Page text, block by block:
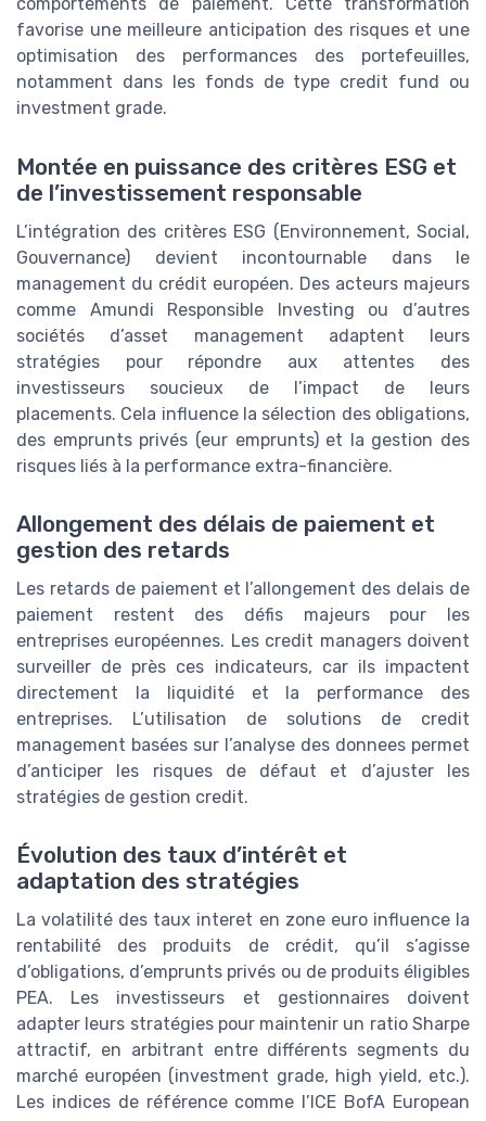
comportements de paiement. Cette transformation
favorise une meilleure anticipation des risques et une
optimisation des performances des portefeuilles,
notamment dans les fonds de type credit fund ou
investment grade.
Montée en puissance des critères ESG et
de l’investissement responsable
L’intégration des critères ESG (Environnement, Social,
Gouvernance) devient incontournable dans le
management du crédit européen. Des acteurs majeurs
comme Amundi Responsible Investing ou d’autres
sociétés d’asset management adaptent leurs
stratégies pour répondre aux attentes des
investisseurs soucieux de l’impact de leurs
placements. Cela influence la sélection des obligations,
des emprunts privés (eur emprunts) et la gestion des
risques liés à la performance extra-financière.
Allongement des délais de paiement et
gestion des retards
Les retards de paiement et l’allongement des delais de
paiement restent des défis majeurs pour les
entreprises européennes. Les credit managers doivent
surveiller de près ces indicateurs, car ils impactent
directement la liquidité et la performance des
entreprises. L’utilisation de solutions de credit
management basées sur l’analyse des donnees permet
d’anticiper les risques de défaut et d’ajuster les
stratégies de gestion credit.
Évolution des taux d’intérêt et
adaptation des stratégies
La volatilité des taux interet en zone euro influence la
rentabilité des produits de crédit, qu’il s’agisse
d’obligations, d’emprunts privés ou de produits éligibles
PEA. Les investisseurs et gestionnaires doivent
adapter leurs stratégies pour maintenir un ratio Sharpe
attractif, en arbitrant entre différents segments du
marché européen (investment grade, high yield, etc.).
Les indices de référence comme l’ICE BofA European